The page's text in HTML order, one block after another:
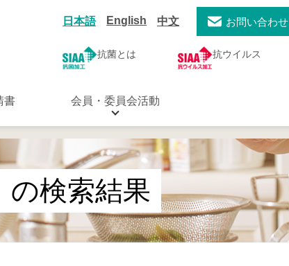
日本語 English 中文 お問い合わせ
抗菌とは 抗ウイルス
書 会員・委員会活動
の検索結果